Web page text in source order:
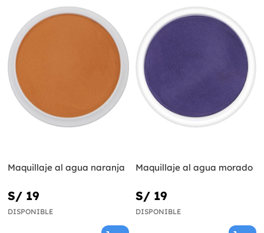
Maquillaje al agua naranja
S/ 19
DISPONIBLE
Maquillaje al agua morado
S/ 19
DISPONIBLE